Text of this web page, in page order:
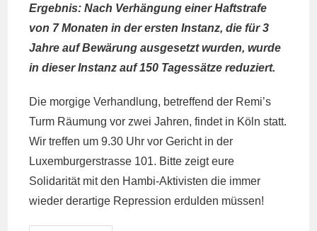
Ergebnis: Nach Verhängung einer Haftstrafe
von 7 Monaten in der ersten Instanz, die für 3
Jahre auf Bewärung ausgesetzt wurden, wurde
in dieser Instanz auf 150 Tagessätze reduziert.
Die morgige Verhandlung, betreffend der Remi’s
Turm Räumung vor zwei Jahren, findet in Köln statt.
Wir treffen um 9.30 Uhr vor Gericht in der
Luxemburgerstrasse 101. Bitte zeigt eure
Solidarität mit den Hambi-Aktivisten die immer
wieder derartige Repression erdulden müssen!